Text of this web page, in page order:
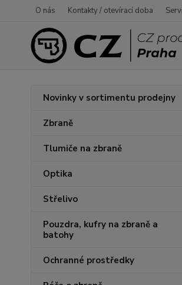
O nás Kontakty / otevírací doba
Novinky v sortimentu prodejny
Zbraně
Tlumiče na zbraně
Optika
Střelivo
Pouzdra, kufry na zbraně a
batohy
Ochranné prostředky